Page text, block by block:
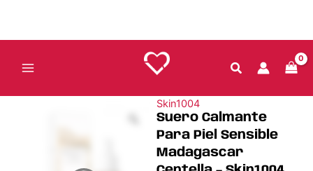
contenido
Skin1004
Suero Calmante
Para Piel Sensible
Madagascar